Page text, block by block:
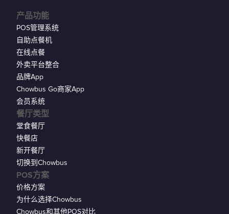
产品功能
POS管理系统
自助点餐机
在线点餐
外卖平台整合
品牌App
Chowbus Go商家App
会员系统
餐厅类型
堂食餐厅
快餐店
新开餐厅
切换到Chowbus
POS方案
价格方案
为什么选择Chowbus
Chowbus和其他POS对比